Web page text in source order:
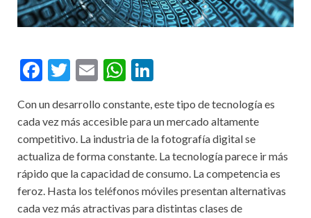
F
e
b
o
o
k
T
itt
er
E
ai
l
W
at
s
A
p
p
ke
dI
n
Con un desarrollo constante, este tipo de tecnología es
cada vez más accesible para un mercado altamente
competitivo. La industria de la fotografía digital se
actualiza de forma constante. La tecnología parece ir más
rápido que la capacidad de consumo. La competencia es
feroz. Hasta los teléfonos móviles presentan alternativas
cada vez más atractivas para distintas clases de